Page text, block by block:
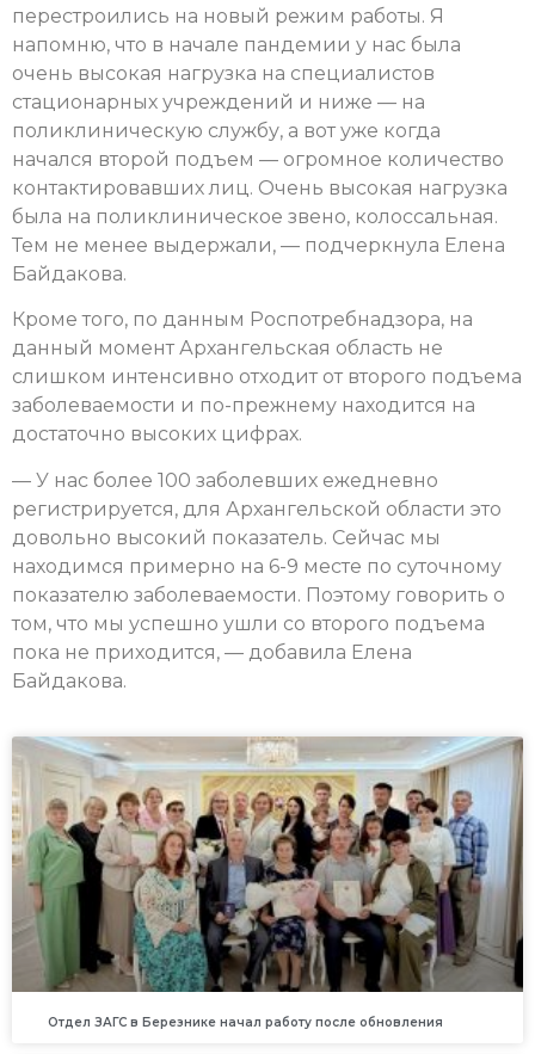
перестроились на новый режим работы. Я
напомню, что в начале пандемии у нас была
очень высокая нагрузка на специалистов
стационарных учреждений и ниже — на
поликлиническую службу, а вот уже когда
начался второй подъем — огромное количество
контактировавших лиц. Очень высокая нагрузка
была на поликлиническое звено, колоссальная.
Тем не менее выдержали, — подчеркнула Елена
Байдакова.
Кроме того, по данным Роспотребнадзора, на
данный момент Архангельская область не
слишком интенсивно отходит от второго подъема
заболеваемости и по-прежнему находится на
достаточно высоких цифрах.
— У нас более 100 заболевших ежедневно
регистрируется, для Архангельской области это
довольно высокий показатель. Сейчас мы
находимся примерно на 6-9 месте по суточному
показателю заболеваемости. Поэтому говорить о
том, что мы успешно ушли со второго подъема
пока не приходится, — добавила Елена
Байдакова.
Отдел ЗАГС в Березнике начал работу после обновления